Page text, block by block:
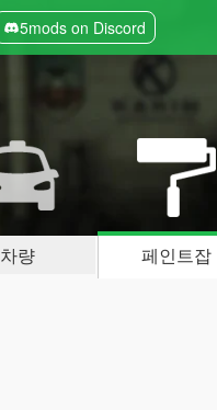
5mods on Discord
차량 페인트잡